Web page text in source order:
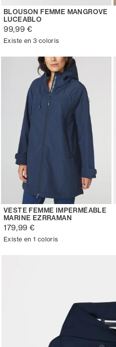
BLOUSON FEMME MANGROVE
LUCEABLO
99,99 €
Existe en 3 coloris
VESTE FEMME IMPERMÉABLE
MARINE EZRRAMAN
179,99 €
Existe en 1 coloris